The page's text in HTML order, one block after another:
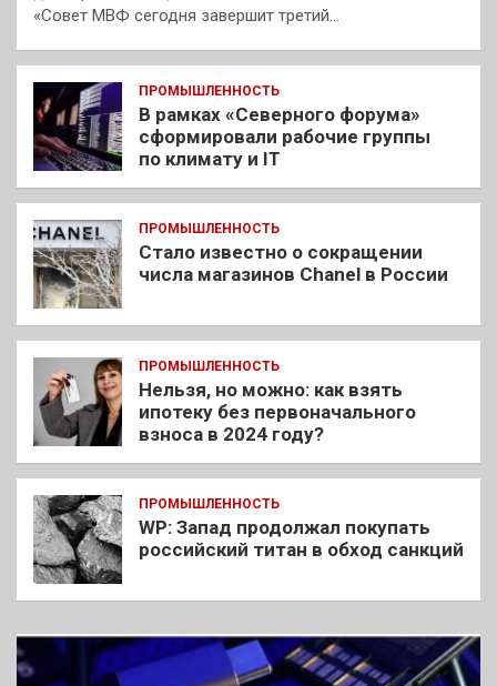
«Совет МВФ сегодня завершит третий…
ПРОМЫШЛЕННОСТЬ
В рамках «Северного форума»
сформировали рабочие группы
по климату и IT
ПРОМЫШЛЕННОСТЬ
Стало известно о сокращении
числа магазинов Chanel в России
ПРОМЫШЛЕННОСТЬ
Нельзя, но можно: как взять
ипотеку без первоначального
взноса в 2024 году?
ПРОМЫШЛЕННОСТЬ
WP: Запад продолжал покупать
российский титан в обход санкций